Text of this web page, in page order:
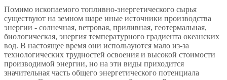
Помимо ископаемого топливно-энергетического сырья
существуют на земном шаре иные источники производства
энергии - солнечная, ветровая, приливная, геотермальная,
биологическая, энергия температурного градиента океанских
вод. В настоящее время они используются мало из-за
технологических трудностей освоения и высокой стоимости
производимой энергии, но на эти виды приходится
значительная часть общего энергетического потенциала